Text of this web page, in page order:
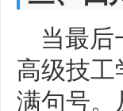
当最
高级技
满句号